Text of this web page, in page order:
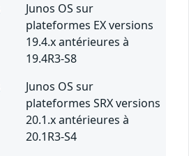
Junos OS sur
plateformes EX versions
19.4.x antérieures à
19.4R3-S8
Junos OS sur
plateformes SRX versions
20.1.x antérieures à
20.1R3-S4